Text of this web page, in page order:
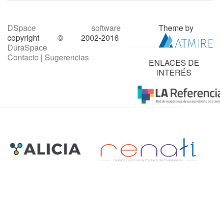
DSpace software
copyright © 2002-2016
DuraSpace
Contacto | Sugerencias
Theme by
ENLACES DE
INTERÉS